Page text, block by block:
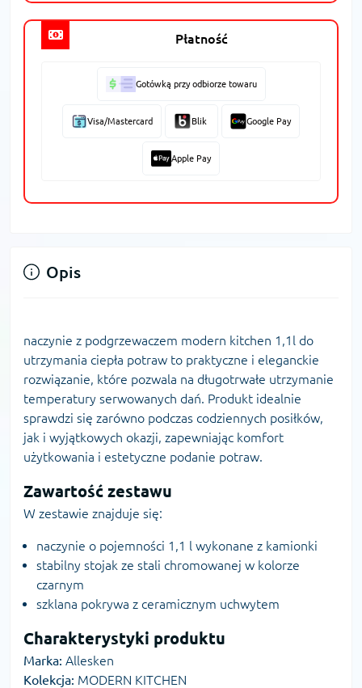
Płatność
Gotówką przy odbiorze towaru
Visa/Mastercard Blik Google Pay
Apple Pay
Opis
naczynie z podgrzewaczem modern kitchen 1,1l do
utrzymania ciepła potraw to praktyczne i eleganckie
rozwiązanie, które pozwala na długotrwałe utrzymanie
temperatury serwowanych dań. Produkt idealnie
sprawdzi się zarówno podczas codziennych posiłków,
jak i wyjątkowych okazji, zapewniając komfort
użytkowania i estetyczne podanie potraw.
Zawartość zestawu
W zestawie znajduje się:
naczynie o pojemności 1,1 l wykonane z kamionki
stabilny stojak ze stali chromowanej w kolorze
czarnym
szklana pokrywa z ceramicznym uchwytem
Charakterystyki produktu
Marka: Allesken
Kolekcja: MODERN KITCHEN